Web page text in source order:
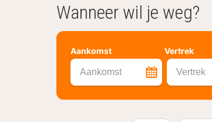
Wanneer wil je weg?
Aankomst Vertrek
Aankomst Vertrek